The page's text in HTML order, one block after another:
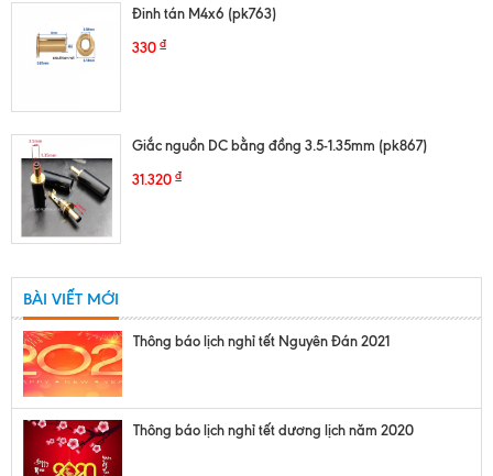
Đinh tán M4x6 (pk763)
330 ₫
Giắc nguồn DC bằng đồng 3.5-1.35mm (pk867)
31.320 ₫
BÀI VIẾT MỚI
Thông báo lịch nghỉ tết Nguyên Đán 2021
Thông báo lịch nghỉ tết dương lịch năm 2020